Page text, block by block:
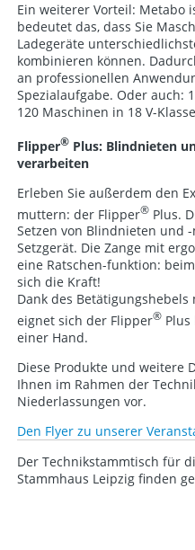
Ein weiterer Vorteil: Metabo
bedeutet das, dass Sie
Ladegeräte
kombinieren können.
an professionellen
Spezialaufgabe. Oder auch:
120 Maschinen in 18 V-
Flipper® Plus: Blindnieten
verarbeiten
Erleben Sie außerdem den
muttern: der Flipper® Plus.
Setzen von Blindnieten und
Setzgerät. Die Zange mit
eine Ratschen-funktion:
sich die Kraft!
Dank des
eignet sich der Flipper®
einer Hand.
Diese Produkte und weitere
Ihnen im Rahmen der
Niederlassungen vor.
Den Flyer zu unserer
Der Technikstammtisch für
Stammhaus Leipzig finden